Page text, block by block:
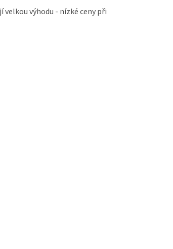
výhodu - nízké ceny při